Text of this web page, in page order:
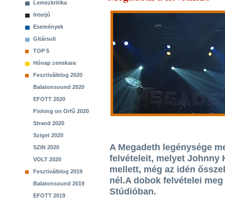
Lemezkritika
Interjú
Események
Gitársuli
TOP 5
Hónap zenekara
Fesztiválblog 2020
Balatonsound 2020
EFOTT 2020
Fishing on Orfű 2020
Strand 2020
Sziget 2020
SZIN 2020
VOLT 2020
Fesztiválblog 2019
Balatonsound 2019
EFOTT 2019
A Megadeth legénysége
felvételeit, melyet Johnny
mellett, még az idén
nél.A dobok felvételei
Stúdióban.